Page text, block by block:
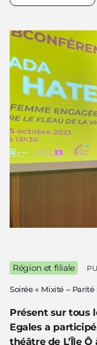
Soirée « Mixité –
Présent sur tous
Egales a
théâtre de L’Île
Région et filiale